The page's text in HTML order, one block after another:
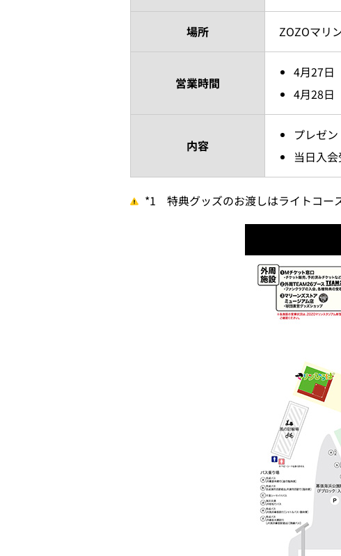
場所 ZOZOマリ
営業時間
4月27日
4月28日
内容
プレゼ
当日入
*1 特典グッズのお渡しはライトコー